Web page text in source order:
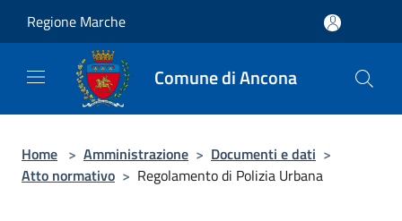
Regione Marche
Comune di Ancona
Home > Amministrazione > Documenti e dati >
Atto normativo > Regolamento di Polizia Urbana